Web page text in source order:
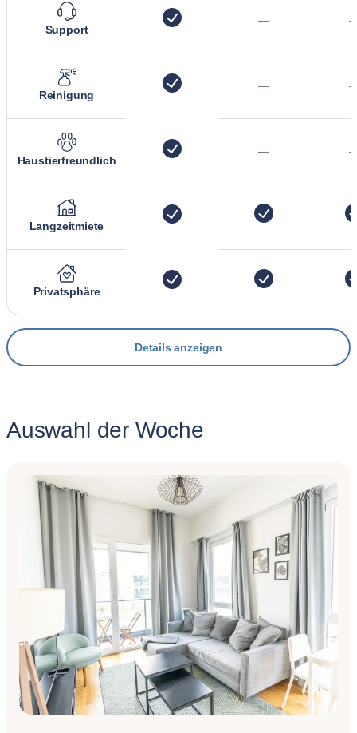
Support
—
Reinigung
—
Haustierfreundlich
—
Langzeitmiete
Privatsphäre
Details anzeigen
Auswahl der Woche